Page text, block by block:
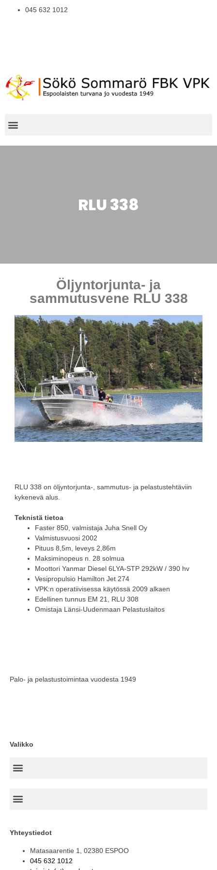
045 632 1012
RLU 338
Öljyntorjunta- ja
sammutusvene RLU 338
RLU 338 on öljyntorjunta-, sammutus- ja pelastustehtäviin
kykenevä alus.
Teknistä tietoa
Faster 850, valmistaja Juha Snell Oy
Valmistusvuosi 2002
Pituus 8,5m, leveys 2,86m
Maksiminopeus n. 28 solmua
Moottori Yanmar Diesel 6LYA-STP 292kW / 390 hv
Vesipropulsio Hamilton Jet 274
VPK:n operatiivisessa käytössä 2009 alkaen
Edellinen tunnus EM 21, RLU 308
Omistaja Länsi-Uudenmaan Pelastuslaitos
Palo- ja pelastustoimintaa vuodesta 1949
Valikko
Yhteystiedot
Matasaarentie 1, 02380 ESPOO
045 632 1012